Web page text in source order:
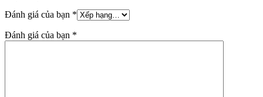
Đánh giá của bạn *
Đánh giá của bạn *